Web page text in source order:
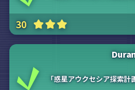
30
「惑星アウクセシア探索